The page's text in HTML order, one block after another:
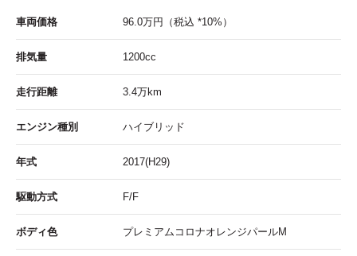
車両価格 96.0万円 （税込 *10%）
排気量 1200cc
走行距離 3.4万km
エンジン種別 ハイブリッド
年式 2017(H29)
駆動方式 F/F
ボディ色 プレミアムコロナオレンジパールM